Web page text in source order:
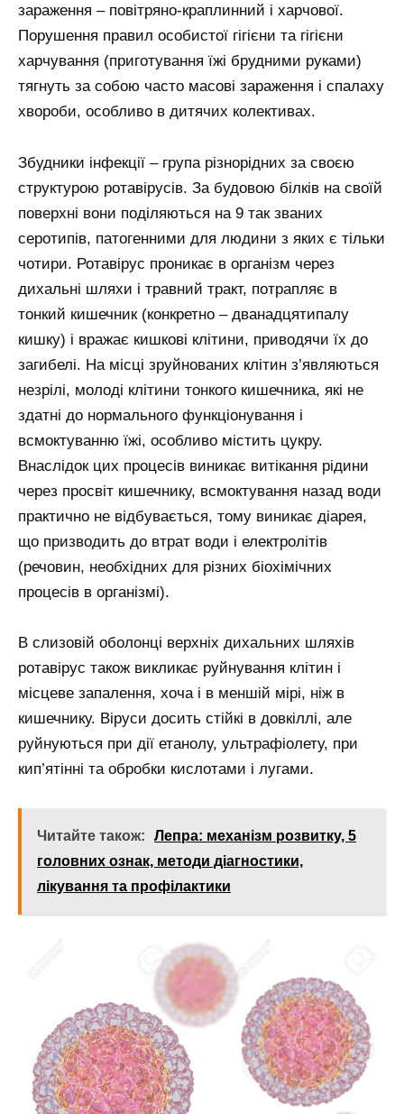
зараження – повітряно-краплинний і харчової.
Порушення правил особистої гігієни та гігієни
харчування (приготування їжі брудними руками)
тягнуть за собою часто масові зараження і спалаху
хвороби, особливо в дитячих колективах.
Збудники інфекції – група різнорідних за своєю
структурою ротавірусів. За будовою білків на своїй
поверхні вони поділяються на 9 так званих
серотипів, патогенними для людини з яких є тільки
чотири. Ротавірус проникає в організм через
дихальні шляхи і травний тракт, потрапляє в
тонкий кишечник (конкретно – дванадцятипалу
кишку) і вражає кишкові клітини, приводячи їх до
загибелі. На місці зруйнованих клітин з’являються
незрілі, молоді клітини тонкого кишечника, які не
здатні до нормального функціонування і
всмоктуванню їжі, особливо містить цукру.
Внаслідок цих процесів виникає витікання рідини
через просвіт кишечнику, всмоктування назад води
практично не відбувається, тому виникає діарея,
що призводить до втрат води і електролітів
(речовин, необхідних для різних біохімічних
процесів в організмі).
В слизовій оболонці верхніх дихальних шляхів
ротавірус також викликає руйнування клітин і
місцеве запалення, хоча і в меншій мірі, ніж в
кишечнику. Віруси досить стійкі в довкіллі, але
руйнуються при дії етанолу, ультрафіолету, при
кип’ятінні та обробки кислотами і лугами.
Читайте також:
Лепра: механізм розвитку, 5
головних ознак, методи діагностики,
лікування та профілактики